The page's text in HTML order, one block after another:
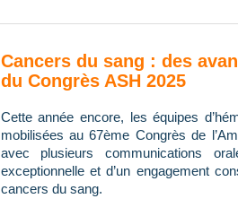
Cancers du sang : des
du Congrès ASH 2025
Cette année encore, les équipes
mobilisées au 67ème Congrès de
avec plusieurs communications
exceptionnelle et d’un engagement
cancers du sang.